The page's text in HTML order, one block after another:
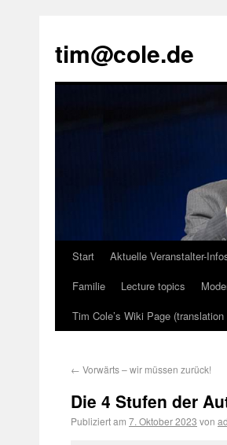
tim@cole.de
Start Aktuelle Veranstalter-
Familie
Lecture topics
Tim Cole’s Wiki Page
← Vorwärts – wir müssen zurück!
Die 4 Stufen der
Publiziert am 7. Oktober 2023 von